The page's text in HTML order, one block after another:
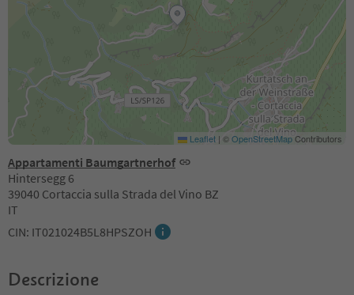
Appartamenti Baumgartnerhof
Hintersegg 6
39040 Cortaccia sulla Strada del Vino BZ
IT
CIN: IT021024B5L8HPSZOH
Leaflet | ©OpenStreetMapContributors
Descrizione